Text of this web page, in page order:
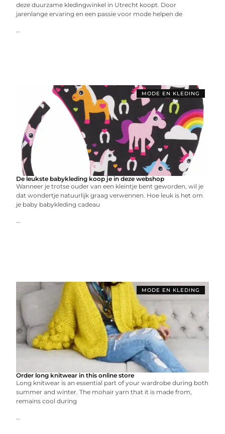
deze duurzame kledingwinkel in Utrecht koopt. Door
jarenlange ervaring en een passie voor mode helpen de
...
MODE EN KLEDING
De leukste babykleding koop je in deze webshop
Wanneer je trotse ouder van een kleintje bent geworden, wil je
dat wondertje natuurlijk graag verwennen. Hoe leuk is het om
je baby babykleding cadeau
...
MODE EN KLEDING
Order long knitwear in this online store
Long knitwear is an essential part of your wardrobe during both
summer and winter. The mohair yarn that it is made from,
remains cool during
...